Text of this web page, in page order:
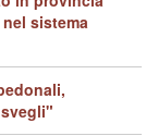
sistema